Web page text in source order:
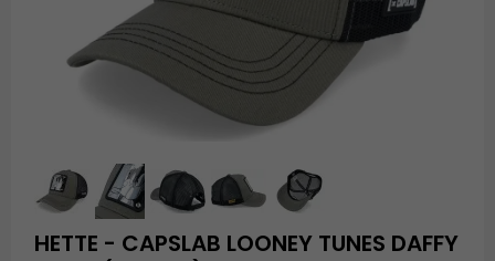
HETTE - CAPSLAB LOONEY TUNES DAFFY